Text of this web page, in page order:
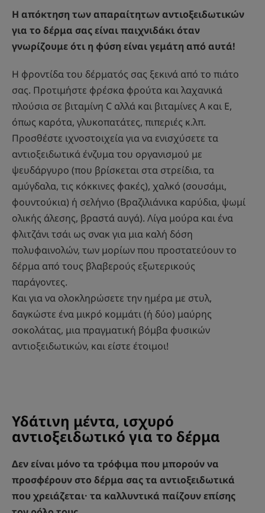
Η απόκτηση των απαραίτητων αντιοξειδωτικών
για το δέρμα σας είναι παιχνιδάκι όταν
γνωρίζουμε ότι η φύση είναι γεμάτη από αυτά!
Η φροντίδα του δέρματός σας ξεκινά από το πιάτο
σας. Προτιμήστε φρέσκα φρούτα και λαχανικά
πλούσια σε βιταμίνη C αλλά και βιταμίνες Α και Ε,
όπως καρότα, γλυκοπατάτες, πιπεριές κ.λπ.
Προσθέστε ιχνοστοιχεία για να ενισχύσετε τα
αντιοξειδωτικά ένζυμα του οργανισμού με
ψευδάργυρο (που βρίσκεται στα στρείδια, τα
αμύγδαλα, τις κόκκινες φακές), χαλκό (σουσάμι,
φουντούκια) ή σελήνιο (Βραζιλιάνικα καρύδια, ψωμί
ολικής άλεσης, βραστά αυγά). Λίγα μούρα και ένα
φλιτζάνι τσάι ως σνακ για μια καλή δόση
πολυφαινολών, των μορίων που προστατεύουν το
δέρμα από τους βλαβερούς εξωτερικούς
παράγοντες.
Και για να ολοκληρώσετε την ημέρα με στυλ,
δαγκώστε ένα μικρό κομμάτι (ή δύο) μαύρης
σοκολάτας, μια πραγματική βόμβα φυσικών
αντιοξειδωτικών, και είστε έτοιμοι!
Υδάτινη μέντα, ισχυρό
αντιοξειδωτικό για το δέρμα
Δεν είναι μόνο τα τρόφιμα που μπορούν να
προσφέρουν στο δέρμα σας τα αντιοξειδωτικά
που χρειάζεται· τα καλλυντικά παίζουν επίσης